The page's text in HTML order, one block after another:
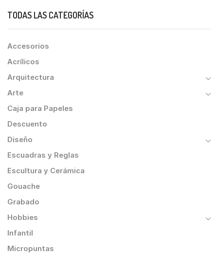
TODAS LAS CATEGORÍAS
Accesorios
Acrílicos
Arquitectura
Arte
Caja para Papeles
Descuento
Diseño
Escuadras y Reglas
Escultura y Cerámica
Gouache
Grabado
Hobbies
Infantil
Micropuntas